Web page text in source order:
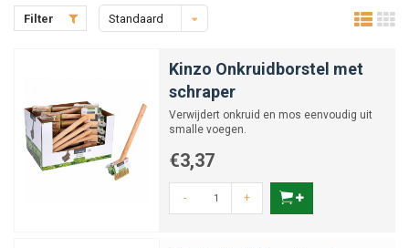
Filter Standaard
Kinzo Onkruidborstel met
schraper
Verwijdert onkruid en mos eenvoudig uit
smalle voegen.
€3,37
- +